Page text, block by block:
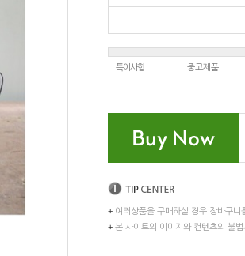
특이사항 중고제품
+ 여러상품을 구매하실 경우 장바구니
+ 본 사이트의 이미지와 컨텐츠의 불법